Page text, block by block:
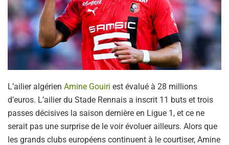
L’ailier algérien Amine Gouiri est évalué à 28 millions
d’euros. L’ailier du Stade Rennais a inscrit 11 buts et trois
passes décisives la saison dernière en Ligue 1, et ce ne
serait pas une surprise de le voir évoluer ailleurs. Alors que
les grands clubs européens continuent à le courtiser, Amine